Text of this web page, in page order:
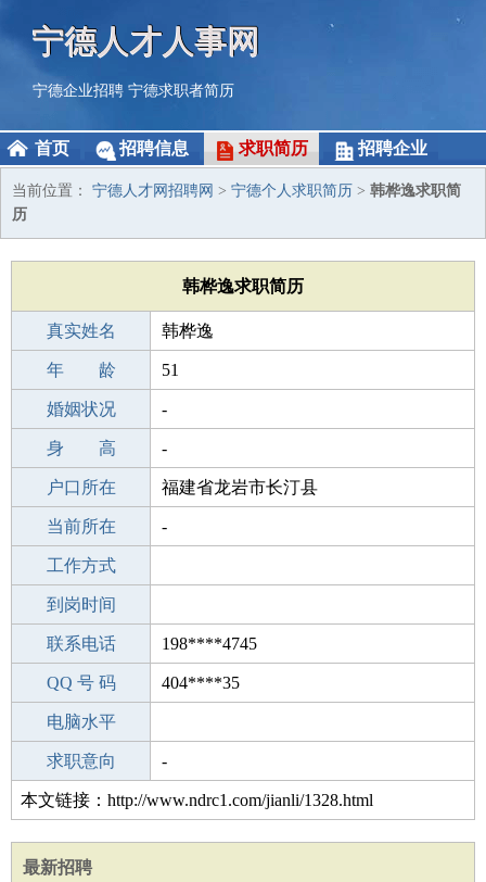
宁德人才人事网
宁德企业招聘 宁德求职者简历
首页 招聘信息 求职简历 招聘企业
当前位置： 宁德人才网招聘网 > 宁德个人求职简历 > 韩桦逸求职简
历
韩桦逸求职简历
真实姓名 韩桦逸
性 别 男
年 龄 51
出生年月 1975-09-09
婚姻状况 -
学 历 成人教育
身 高 -
毕业学校 潍坊理想教育培训学校
户口所在 福建省龙岩市长汀县
所学专业 -
当前所在 -
工作经验
工作方式
驾 照
到岗时间
期望月薪
联系电话 198****4745
手机号码 198****4745
QQ 号 码 404****35
微信号码
电脑水平
外语水平
求职意向 -
本文链接：http://www.ndrc1.com/jianli/1328.html
最新招聘